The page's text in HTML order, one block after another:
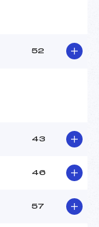
52
43
46
57